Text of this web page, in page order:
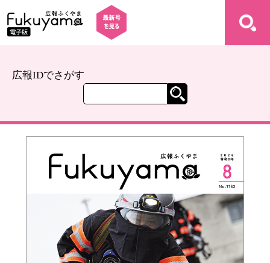
広報IDでさがす